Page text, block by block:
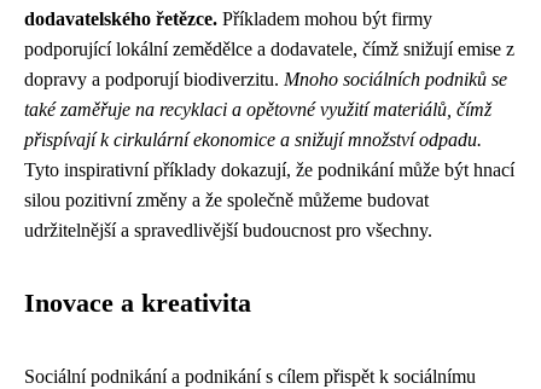
dodavatelského řetězce. Příkladem mohou být firmy
podporující lokální zemědělce a dodavatele, čímž snižují emise z
dopravy a podporují biodiverzitu. Mnoho sociálních podniků se
také zaměřuje na recyklaci a opětovné využití materiálů, čímž
přispívají k cirkulární ekonomice a snižují množství odpadu.
Tyto inspirativní příklady dokazují, že podnikání může být hnací
silou pozitivní změny a že společně můžeme budovat
udržitelnější a spravedlivější budoucnost pro všechny.
Inovace a kreativita
Sociální podnikání a podnikání s cílem přispět k sociálnímu